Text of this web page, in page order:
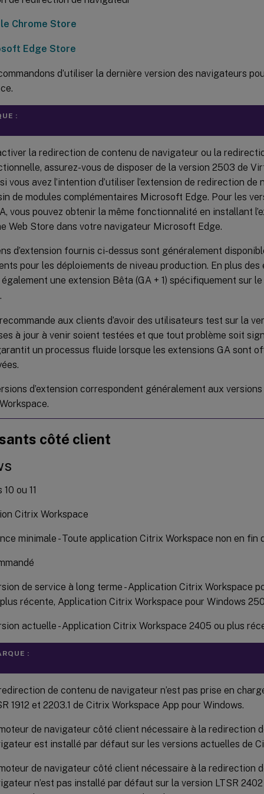
Chrome Store
Edge Store
d’utiliser la dernière version des navigateurs
:
la redirection de contenu de navigateur ou la
assurez-vous de disposer de la version 2503 de
vous avez l’intention d’utiliser l’extension de redirection de
de modules complémentaires Microsoft Edge. Pour les
vous pouvez obtenir la même fonctionnalité en installant
Web Store dans votre navigateur Microsoft Edge.
d’extension fournis ci-dessus sont généralement
pour les déploiements de niveau production. En plus des
une extension Bêta (GA + 1) spécifiquement sur le
.
aux clients d’avoir des utilisateurs test sur la
à jour à venir soient testées et que tout problème soit
un processus fluide lorsque les extensions GA sont
d’extension correspondent généralement aux versions
côté client
ou 11
Citrix Workspace
minimale - Toute application Citrix Workspace non en fin
de service à long terme - Application Citrix Workspace
récente, Application Citrix Workspace pour Windows
actuelle - Application Citrix Workspace 2405 ou plus
:
de contenu de navigateur n’est pas prise en
1912 et 2203.1 de Citrix Workspace App pour Windows.
de navigateur côté client nécessaire à la redirection
est installé par défaut sur les versions actuelles de
de navigateur côté client nécessaire à la redirection
n’est pas installé par défaut sur la version LTSR